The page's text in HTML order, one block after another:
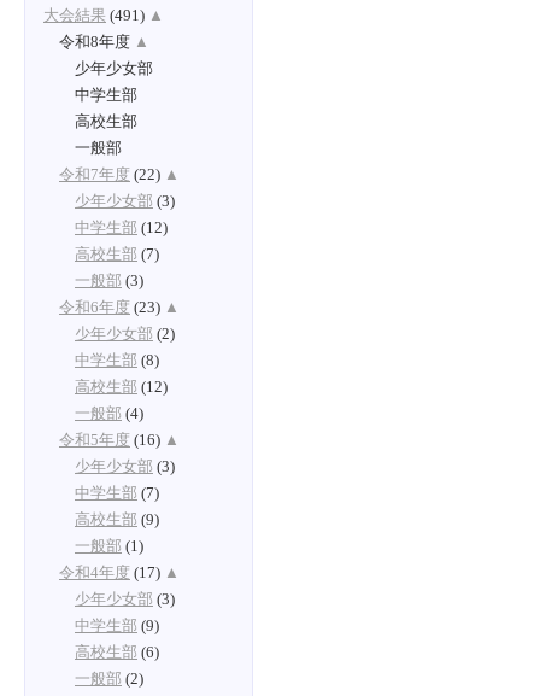
大会結果 (491) ▲
令和8年度 ▲
少年少女部
中学生部
高校生部
一般部
令和7年度 (22) ▲
少年少女部 (3)
中学生部 (12)
高校生部 (7)
一般部 (3)
令和6年度 (23) ▲
少年少女部 (2)
中学生部 (8)
高校生部 (12)
一般部 (4)
令和5年度 (16) ▲
少年少女部 (3)
中学生部 (7)
高校生部 (9)
一般部 (1)
令和4年度 (17) ▲
少年少女部 (3)
中学生部 (9)
高校生部 (6)
一般部 (2)